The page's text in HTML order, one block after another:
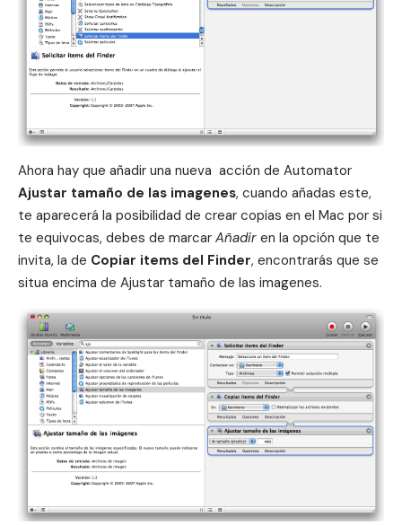
Ahora hay que añadir una nueva acción de Automator
Ajustar tamaño de las imagenes, cuando añadas este,
te aparecerá la posibilidad de crear copias en el Mac por si
te equivocas, debes de marcar Añadir en la opción que te
invita, la de Copiar items del Finder, encontrarás que se
situa encima de Ajustar tamaño de las imagenes.